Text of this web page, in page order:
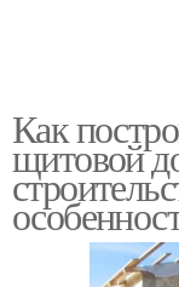
Как
щитовой